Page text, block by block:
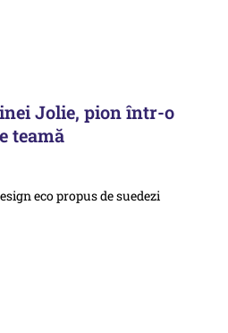
Jolie, pion într-o
teamă